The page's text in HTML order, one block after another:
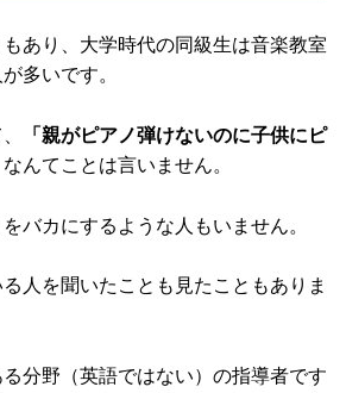
あり、大学時代の同級生は音楽教室
多いです。
「親がピアノ弾けないのに子供にピ
なんてことは言いません。
バカにするような人もいません。
人を聞いたことも見たこともありま
分野（英語ではない）の指導者です